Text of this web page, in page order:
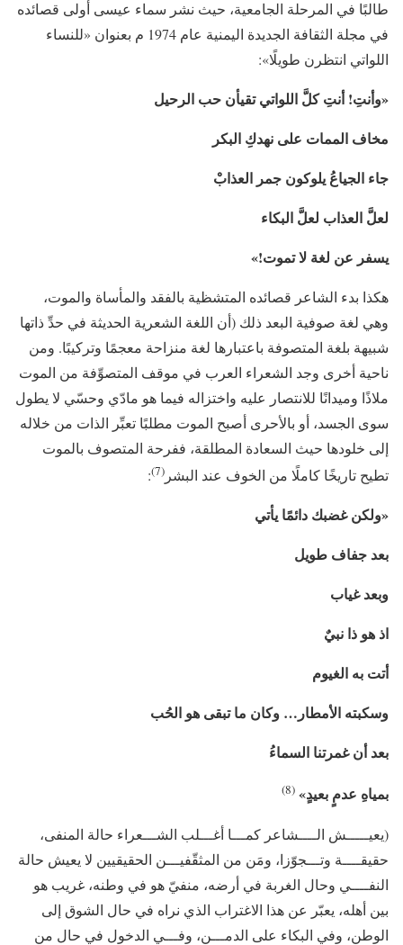
طالبًا في المرحلة الجامعية، حيث نشر سماء عيسى أولى قصائده
في مجلة الثقافة الجديدة اليمنية عام 1974 م بعنوان «للنساء
اللواتي انتظرن طويلًا»:
«وأنتِ!أنتِ كلَّ اللواتي تقيأن حب الرحيل
مخاف الممات على نهدكِ البكر
جاء الجياعُ يلوكون جمر العذابْ
لعلَّ العذاب لعلَّ البكاء
يسفر عن لغة لاتموت!»
هكذا بدء الشاعر قصائده المتشظية بالفقد والمأساة والموت،
وهي لغة صوفية البعد ذلك (أن اللغة الشعرية الحديثة في حدِّ ذاتها
شبيهة بلغة المتصوفة باعتبارها لغة منزاحة معجمًا وتركيبًا. ومن
ناحية أخرى وجد الشعراء العرب في موقف المتصوِّفة من الموت
ملاذًا وميدانًا للانتصار عليه واختزاله فيما هو مادّي وحسّي لا يطول
سوى الجسد، أو بالأحرى أصبح الموت مطلبًا تعبِّر الذات من خلاله
إلى خلودها حيث السعادة المطلقة، ففرحة المتصوف بالموت
تطيح تاريخًا كاملًا من الخوف عند البشر (7)
:
«ولكن غضبك دائمًا يأتي
بعد جفاف طويل
وبعد غياب
اذ هو ذا نبيٌ
أتت به الغيوم
وسكبته الأمطار… وكان ما تبقى هو الحُب
بعد أن غمرتنا السماءُ
بمياهِ عدمٍ بعيدٍ» (8)
(يعيـــــش الــــشاعر كمـــا أغـــلب الشـــعراء حالة المنفى،
حقيقــــة وتـــجوّزا، ومَن من المثقّفيـــن الحقيقيين لا يعيش حالة
النفــــي وحال الغربة في أرضه، منفيّ هو في وطنه، غريب هو
بين أهله، يعبّر عن هذا الاغتراب الذي نراه في حال الشوق إلى
الوطن، وفي البكاء على الدمـــن، وفـــي الدخول في حال من